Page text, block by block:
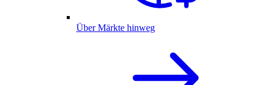
Über Märkte hinweg